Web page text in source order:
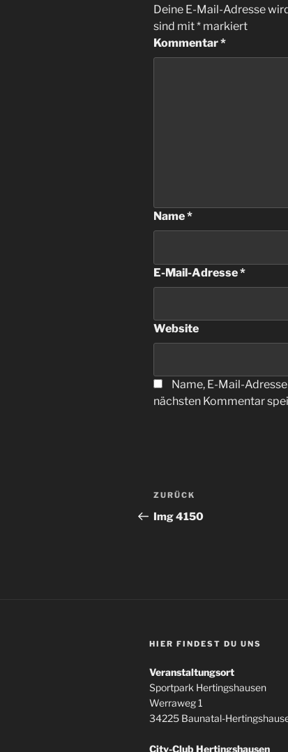
Deine E-Mail-Adresse
sind mit* markiert
Kommentar*
Name*
E-Mail-Adresse*
Website
Name, E-Mail-
nächsten Kommentar
Vorheriger
Beitrag
ZURÜCK
Img 4150
HIER FINDEST DU UNS
Veranstaltungsort
Sportpark Hertingshausen
Werraweg 1
34225 Baunatal-
City-Club Hertingshausen